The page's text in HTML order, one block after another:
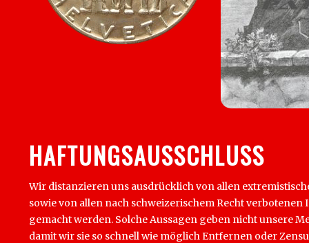
HAFTUNGSAUSSCHLUSS
Wir distanzieren uns ausdrücklich von allen
sowie von allen nach schweizerischem Recht
gemacht werden. Solche Aussagen geben nicht unsere
damit wir sie so schnell wie möglich Entfernen oder